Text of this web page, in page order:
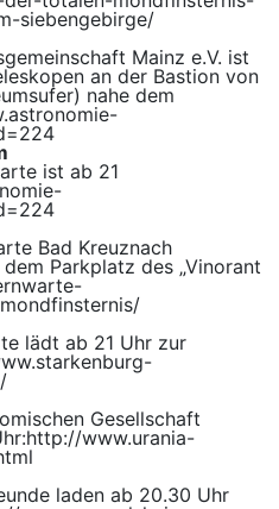
siebengebirge/
Mainz e.V. ist
an der Bastion von
nahe dem
ist ab 21
Bad Kreuznach
Parkplatz des „Vinorant
lädt ab 21 Uhr zur
Gesellschaft
http://www.urania-
laden ab 20.30 Uhr